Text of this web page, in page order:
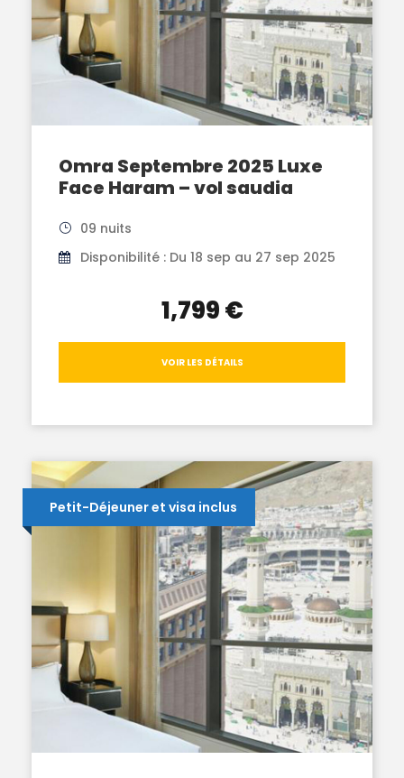
Omra Septembre 2025 Luxe
Face Haram – vol saudia
09 nuits
Disponibilité : Du 18 sep au 27 sep 2025
1,799 €
VOIR LES DÉTAILS
Petit-Déjeuner et visa inclus